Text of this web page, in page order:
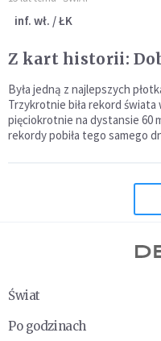
inf. wł. / ŁK
Z kart historii:
Była jedną z najlepszych
Trzykrotnie biła rekord świata
pięciokrotnie na dystansie 60
rekordy pobiła tego samego
Świat
Po godzinach